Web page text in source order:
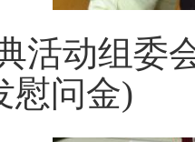
动组委会
慰问金)